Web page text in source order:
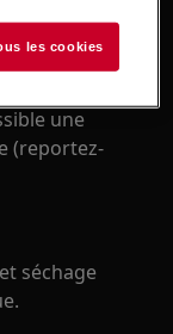
nous
une
(reportez-
séchage
les cookies